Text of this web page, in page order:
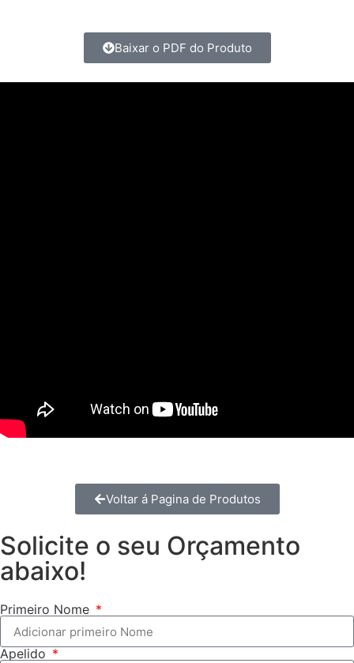
Baixar o PDF do Produto
Voltar á Pagina de Produtos
Solicite o seu Orçamento
abaixo!
Primeiro Nome
Apelido